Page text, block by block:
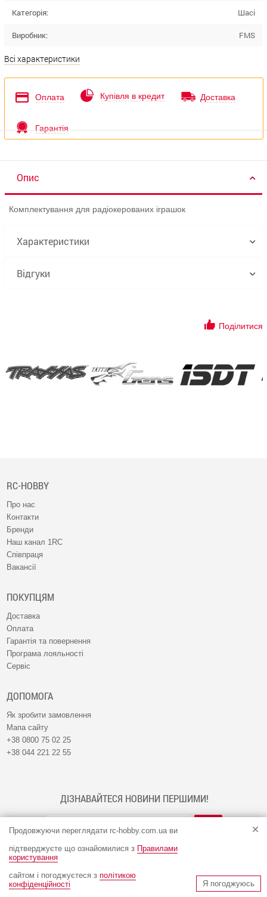
Продовжуючи переглядати rc-hobby.com.ua ви
підтверджуєте що ознайомилися з Правилами
користування
сайтом і погоджуєтеся з політикою
конфіденційності
Я погоджуюсь
Категорія: Шасі
Виробник: FMS
Всі характеристики
Оплата Купівля в кредит Доставка
Гарантія
Опис
Комплектування для радіокерованих іграшок
Характеристики
Відгуки
Поділитися
RC-HOBBY
Про нас
Контакти
Бренди
Наш канал 1RC
Співпраця
Вакансії
ПОКУПЦЯМ
Доставка
Оплата
Гарантія та повернення
Програма лояльності
Сервіс
ДОПОМОГА
Як зробити замовлення
Мапа сайту
+38 0800 75 02 25
+38 044 221 22 55
ДІЗНАВАЙТЕСЯ НОВИНИ ПЕРШИМИ!
© Інтернет-магазин RC-HOBBY 2009 - 2026